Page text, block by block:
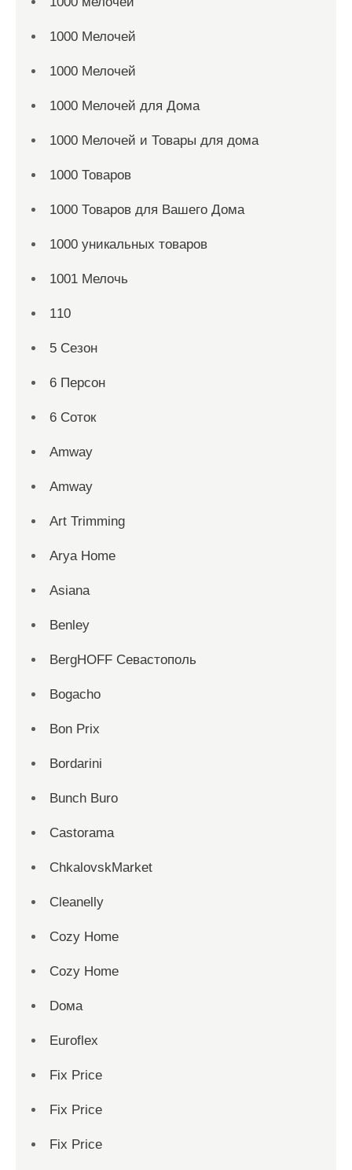
1000 Мелочей
1000 Мелочей
1000 Мелочей для Дома
1000 Мелочей и Товары для дома
1000 Товаров
1000 Товаров для Вашего Дома
1000 уникальных товаров
1001 Мелочь
110
5 Сезон
6 Персон
6 Соток
Amway
Amway
Art Trimming
Arya Home
Asiana
Benley
BergHOFF Севастополь
Bogacho
Bon Prix
Bordarini
Bunch Buro
Castorama
ChkalovskMarket
Cleanelly
Cozy Home
Cozy Home
Dома
Euroflex
Fix Price
Fix Price
Fix Price